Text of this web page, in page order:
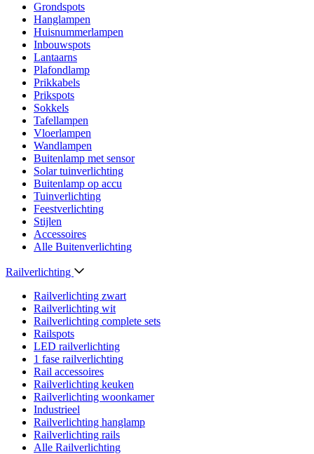
Grondspots
Hanglampen
Huisnummerlampen
Inbouwspots
Lantaarns
Plafondlamp
Prikkabels
Prikspots
Sokkels
Tafellampen
Vloerlampen
Wandlampen
Buitenlamp met sensor
Solar tuinverlichting
Buitenlamp op accu
Tuinverlichting
Feestverlichting
Stijlen
Accessoires
Alle Buitenverlichting
Railverlichting
Railverlichting zwart
Railverlichting wit
Railverlichting complete sets
Railspots
LED railverlichting
1 fase railverlichting
Rail accessoires
Railverlichting keuken
Railverlichting woonkamer
Industrieel
Railverlichting hanglamp
Railverlichting rails
Alle Railverlichting